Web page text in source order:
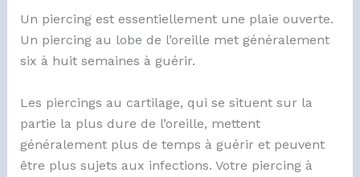
Un piercing est essentiellement une plaie ouverte.
Un piercing au lobe de l’oreille met généralement
six à huit semaines à guérir.
Les piercings au cartilage, qui se situent sur la
partie la plus dure de l’oreille, mettent
généralement plus de temps à guérir et peuvent
être plus sujets aux infections. Votre piercing à